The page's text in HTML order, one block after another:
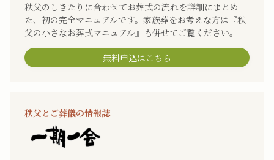
秩父のしきたりに合わせてお葬式の流れを詳細にまとめ
た、初の完全マニュアルです。家族葬をお考えな方は『秩
父の小さなお葬式マニュアル』も併せてご覧ください。
無料申込はこちら
秩父とご葬儀の情報誌